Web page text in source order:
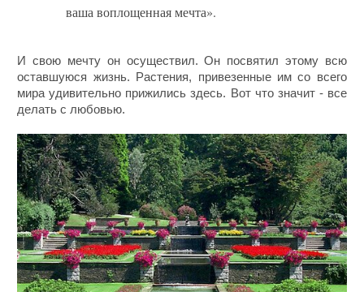
ваша воплощенная мечта».
И свою мечту он осуществил. Он посвятил этому всю
оставшуюся жизнь. Растения, привезенные им со всего
мира удивительно прижились здесь. Вот что значит - все
делать с любовью.